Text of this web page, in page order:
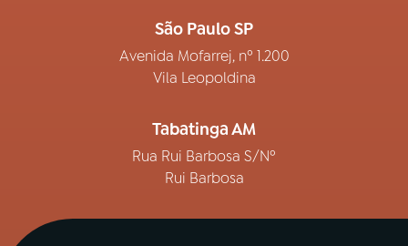
São Paulo SP
Avenida Mofarrej, nº 1.200
Vila Leopoldina
Tabatinga AM
Rua Rui Barbosa S/Nº
Rui Barbosa